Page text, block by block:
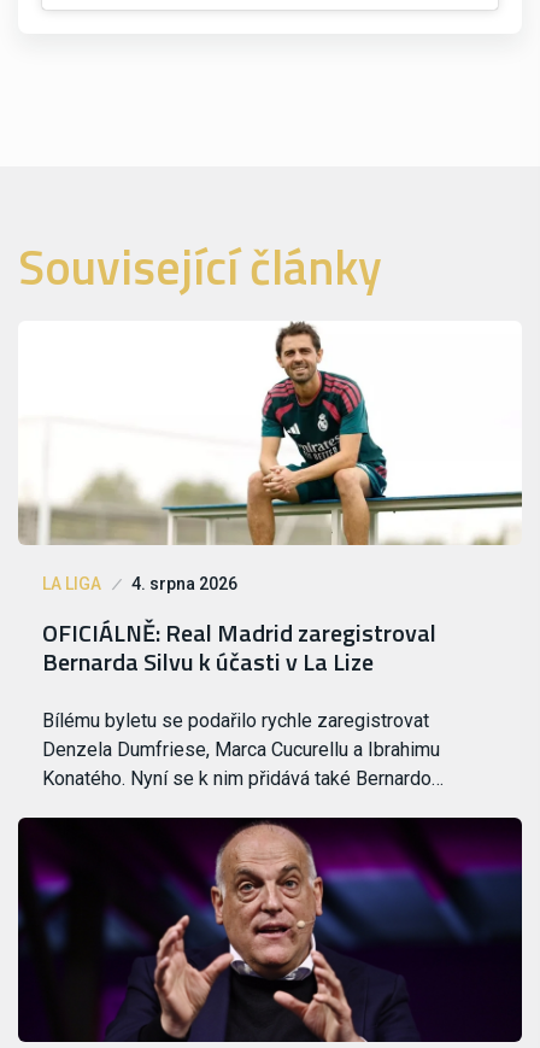
Související články
LA LIGA 4. srpna 2026
OFICIÁLNĚ: Real Madrid zaregistroval
Bernarda Silvu k účasti v La Lize
Bílému byletu se podařilo rychle zaregistrovat
Denzela Dumfriese, Marca Cucurellu a Ibrahimu
Konatého. Nyní se k nim přidává také Bernardo…